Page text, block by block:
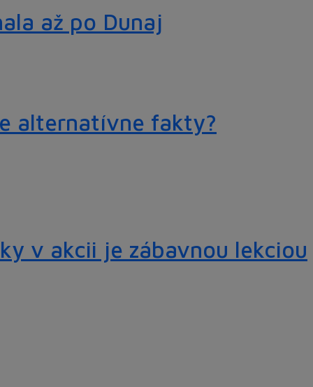
až po Dunaj
alternatívne fakty?
v akcii je zábavnou lekciou